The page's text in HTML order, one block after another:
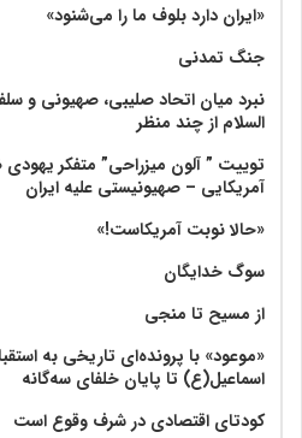
«ایران دارد بلوف ما را می‌شنود»
جنگ تمدنی
نبرد میان اتحاد صلیبی، صهیونی و
السلام از چند منظر
توییت ” آلون میزراحی” متفکر
آمریکایی – صهیونیستی علیه ایران
«حالا نوبت آمریکاست!»
سوگ خدایگان
از مسیح تا منجی
«موعود» با پرونده‌ای تاریخی به
اسماعیل(ع) تا پایان خلفای سه‌گانه
کودتای اقتصادی در شرف وقوع است